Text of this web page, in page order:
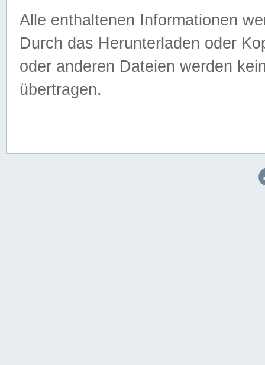
Alle enthaltenen Informationen
Durch das Herunterladen oder
oder anderen Dateien werden
übertragen.